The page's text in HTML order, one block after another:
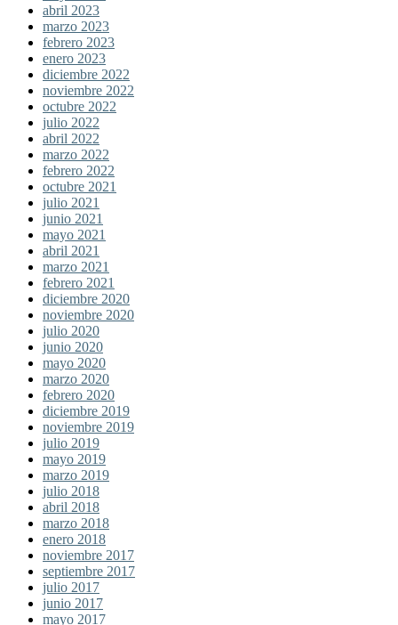
abril 2023
marzo 2023
febrero 2023
enero 2023
diciembre 2022
noviembre 2022
octubre 2022
julio 2022
abril 2022
marzo 2022
febrero 2022
octubre 2021
julio 2021
junio 2021
mayo 2021
abril 2021
marzo 2021
febrero 2021
diciembre 2020
noviembre 2020
julio 2020
junio 2020
mayo 2020
marzo 2020
febrero 2020
diciembre 2019
noviembre 2019
julio 2019
mayo 2019
marzo 2019
julio 2018
abril 2018
marzo 2018
enero 2018
noviembre 2017
septiembre 2017
julio 2017
junio 2017
mayo 2017